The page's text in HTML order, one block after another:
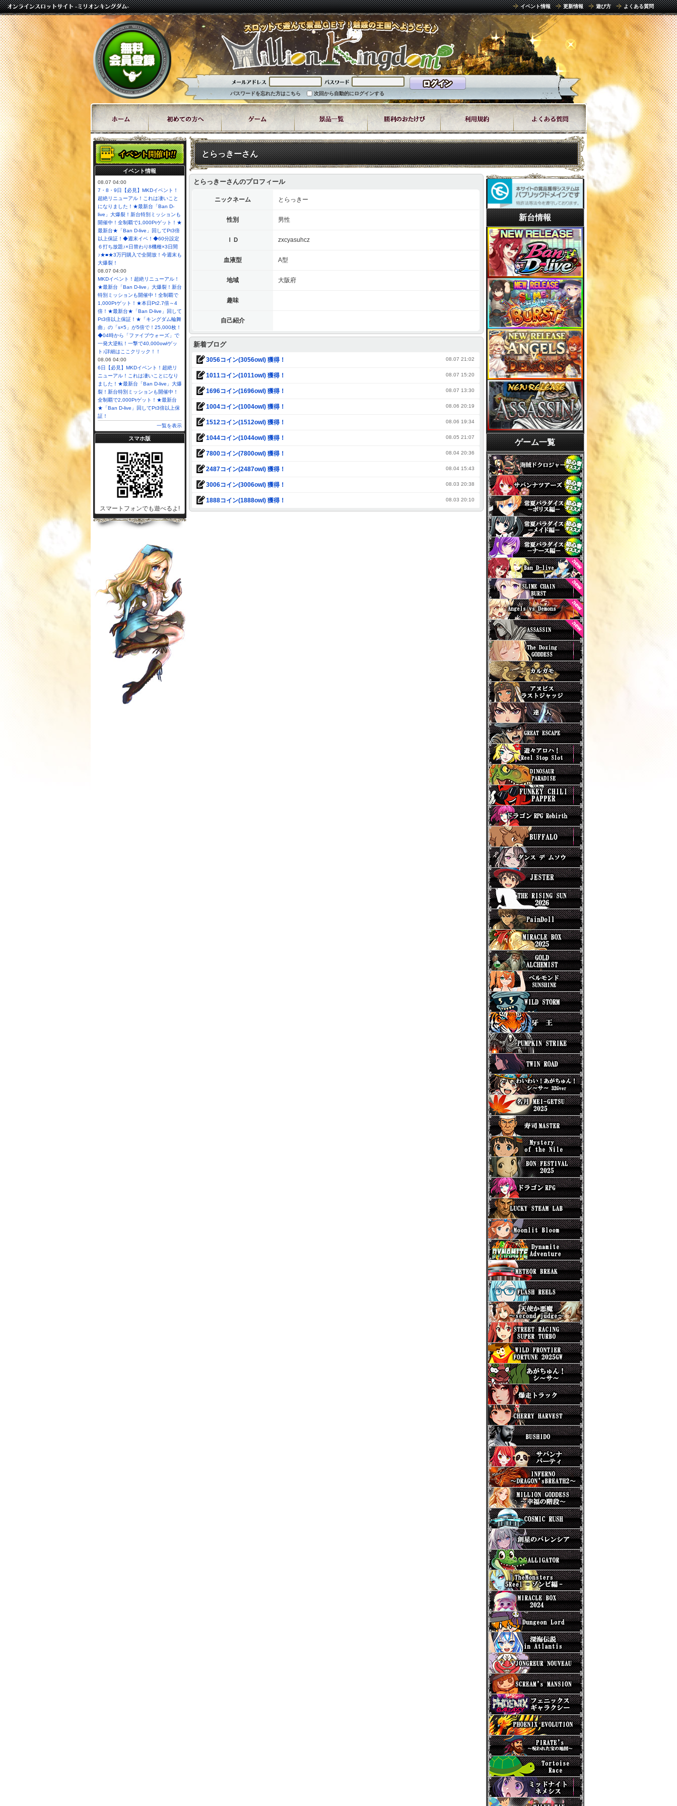
イベント情報 更新情報 遊び方 よくある質問
パスワードを忘れた方はこちら 次回から自動的にログインする
とらっきーさん
とらっきーさんのプロフィール
ニックネーム とらっきー
性別 男性
ＩＤ zxcyasuhcz
血液型 A型
地域 大阪府
趣味
自己紹介
新着ブログ
3056コイン(3056owl) 獲得！ 08.07 21:02
1011コイン(1011owl) 獲得！ 08.07 15:20
1696コイン(1696owl) 獲得！ 08.07 13:30
1004コイン(1004owl) 獲得！ 08.06 20:19
1512コイン(1512owl) 獲得！ 08.06 19:34
1044コイン(1044owl) 獲得！ 08.05 21:07
7800コイン(7800owl) 獲得！ 08.04 20:36
2487コイン(2487owl) 獲得！ 08.04 15:43
3006コイン(3006owl) 獲得！ 08.03 20:38
1888コイン(1888owl) 獲得！ 08.03 20:10
新台情報
ゲーム一覧
イベント情報
08.07 04:00
7・8・9日【必見】MKDイベント！
超絶リニューアル！これは凄いこと
になりました！★最新台「Ban D-
live」大爆裂！新台特別ミッションも
開催中！全制覇で1,000Ptゲット！★
最新台★「Ban D-live」回してPt3倍
以上保証！◆週末イベ！◆60分設定
６打ち放題♪×日替わり8機種×3日間
♪★■★3万円購入で全開放！今週末も
大爆裂！
08.07 04:00
MKDイベント！超絶リニューアル！
★最新台「Ban D-live」大爆裂！新台
特別ミッションも開催中！全制覇で
1,000Ptゲット！★本日Pt2.7倍～4
倍！★最新台★「Ban D-live」回して
Pt3倍以上保証！★「キングダム輪舞
曲」の「s×5」が5倍で！25,000枚！
◆04時から「ファイブウォーズ」で
一発大逆転！一撃で40,000owlゲッ
ト♪詳細はここクリック！！
08.06 04:00
6日【必見】MKDイベント！超絶リ
ニューアル！これは凄いことになり
ました！★最新台「Ban D-live」大爆
裂！新台特別ミッションも開催中！
全制覇で2,000Ptゲット！★最新台
★「Ban D-live」回してPt3倍以上保
証！
一覧を表示
スマホ版
スマートフォンでも遊べるよ!